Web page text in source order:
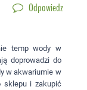
Odpowiedz
temp wody w
doprowadzi do
w akwariumie w
sklepu i zakupić